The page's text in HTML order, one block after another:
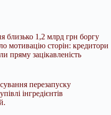
близько 1,2 млрд грн боргу
мотивацію сторін: кредитори
пряму зацікавленість
перезапуску
інгредієнтів